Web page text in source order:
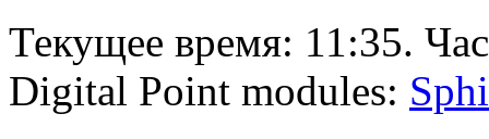
Текущее время: 11:35.
Digital Point modules: